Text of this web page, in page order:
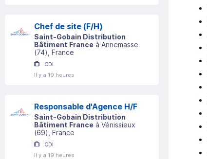
Chef de site (F/H)
Saint-Gobain Distribution
Bâtiment France à Annemasse
(74) , France
CDI
Il y a 19 heures
Responsable d'Agence H/F
Saint-Gobain Distribution
Bâtiment France à Vénissieux
(69) , France
CDI
Il y a 19 heures